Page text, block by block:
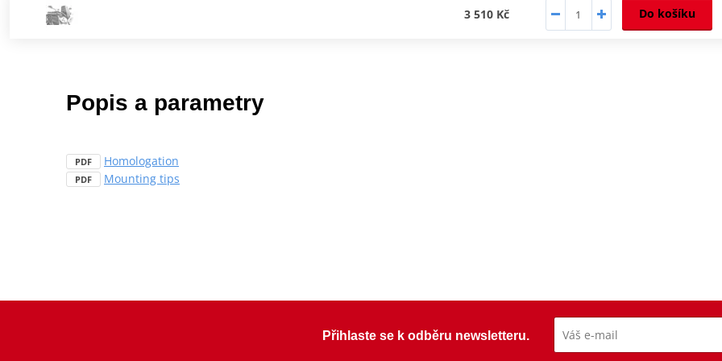
3 510 Kč Do košíku
Popis a parametry
PDF Homologation
PDF Mounting tips
Přihlaste se k odběru newsletteru.